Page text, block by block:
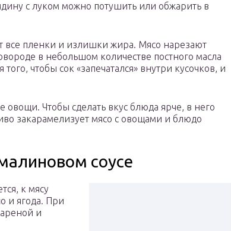
с луком можно потушить или обжарить в
все пленки и излишки жира. Мясо нарезают
в небольшом количестве постного масла
чтобы сок «запечатался» внутри кусочков, и
Чтобы сделать вкус блюда ярче, в него
закарамелизует мясо с овощами и блюдо
соусе
к мясу
и ягода. При
и